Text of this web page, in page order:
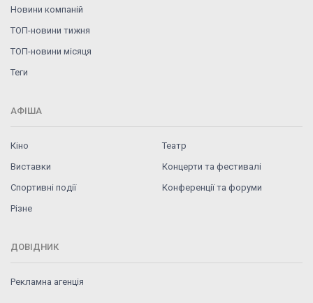
Новини компаній
ТОП-новини тижня
ТОП-новини місяця
Теги
АФІША
Кіно
Театр
Виставки
Концерти та фестивалі
Спортивні події
Конференції та форуми
Різне
ДОВІДНИК
Рекламна агенція